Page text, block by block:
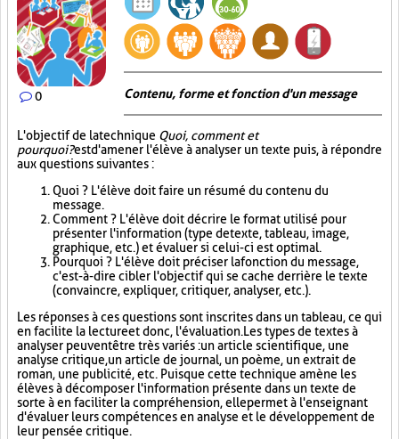
0 Contenu, forme et fonction d'un message
L'objectif de la technique Quoi, comment et
pourquoi?est d'amener l'élève à analyser un texte puis, à répondre
aux questions suivantes :
Quoi ? L'élève doit faire un résumé du contenu du
message.
Comment ? L'élève doit décrire le format utilisé pour
présenter l'information (type de texte, tableau, image,
graphique, etc.) et évaluer si celui-ci est optimal.
Pourquoi ? L'élève doit préciser la fonction du message,
c'est-à-dire cibler l'objectif qui se cache derrière le texte
(convaincre, expliquer, critiquer, analyser, etc.).
Les réponses à ces questions sont inscrites dans un tableau, ce qui
en facilite la lecture et donc, l'évaluation. Les types de textes à
analyser peuvent être très variés : un article scientifique, une
analyse critique, un article de journal, un poème, un extrait de
roman, une publicité, etc. Puisque cette technique amène les
élèves à décomposer l'information présente dans un texte de
sorte à en faciliter la compréhension, elle permet à l'enseignant
d'évaluer leurs compétences en analyse et le développement de
leur pensée critique.